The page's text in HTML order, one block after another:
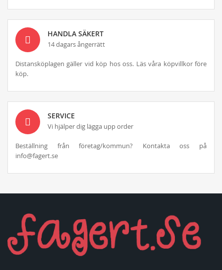
HANDLA SÄKERT
14 dagars ångerrätt
Distansköplagen gäller vid köp hos oss. Läs våra köpvillkor före
köp.
SERVICE
Vi hjälper dig lägga upp order
Beställning från företag/kommun? Kontakta oss på
info@fagert.se